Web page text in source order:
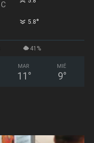
C
5.8°
41%
MAR
11 °
MIÉ
9°